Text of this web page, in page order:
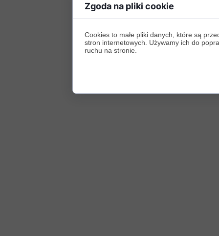
Zgoda na pliki cookie
Cookies to małe pliki danych, które są
stron internetowych. Używamy ich do
ruchu na stronie.